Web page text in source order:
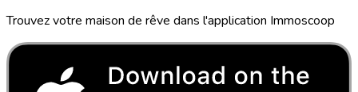
Trouvez votre maison de rêve dans l'application Immoscoop